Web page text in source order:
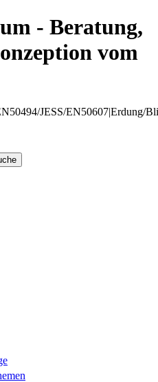
- Beratung,
vom
JESS/EN50607|Erdung/